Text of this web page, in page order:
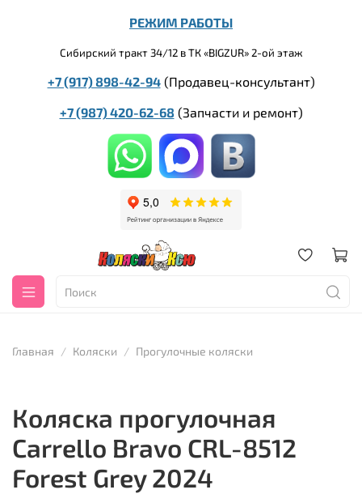
РЕЖИМ РАБОТЫ
Сибирский тракт 34/12 в ТК «BIGZUR» 2-ой этаж
+7 (917) 898-42-94(Продавец-консультант)
+7 (987) 420-62-68 (Запчасти и ремонт)
Главная Коляски Прогулочные коляски
Коляска прогулочная
Carrello Bravo CRL-8512
Forest Grey 2024